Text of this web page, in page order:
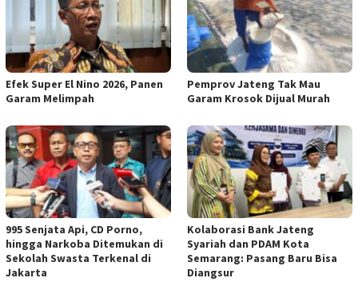
Efek Super El Nino 2026, Panen
Garam Melimpah
Pemprov Jateng Tak Mau
Garam Krosok Dijual Murah
995 Senjata Api, CD Porno,
hingga Narkoba Ditemukan di
Sekolah Swasta Terkenal di
Jakarta
Kolaborasi Bank Jateng
Syariah dan PDAM Kota
Semarang: Pasang Baru Bisa
Diangsur